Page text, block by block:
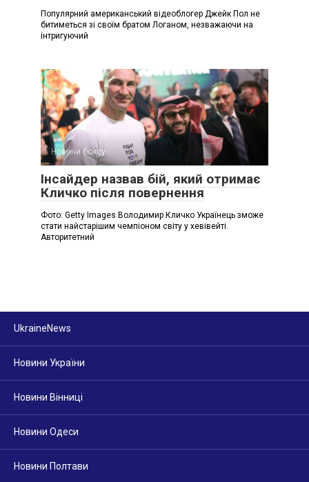
Популярний американський відеоблогер Джейк Пол не
битиметься зі своїм братом Логаном, незважаючи на
інтригуючий
Новини боксу
Інсайдер назвав бій, який отримає
Кличко після повернення
Фото: Getty Images Володимир Кличко Українець зможе
стати найстарішим чемпіоном світу у хевівейті.
Авторитетний
UkraineNews
Новини України
Новини Вінниці
Новини Одеси
Новини Полтави